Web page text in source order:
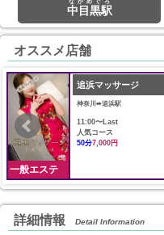
中目黒駅
なかめぐろ
オススメ店舗
一般エステ
追浜マッサージ
神奈川➠追浜駅
11:00〜Last
人気コース
50分7,000円
詳細情報 Detail Information